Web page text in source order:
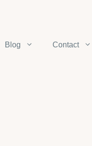
Blog Contact